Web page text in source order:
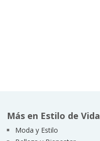
Más en Estilo de Vida
Moda y Estilo